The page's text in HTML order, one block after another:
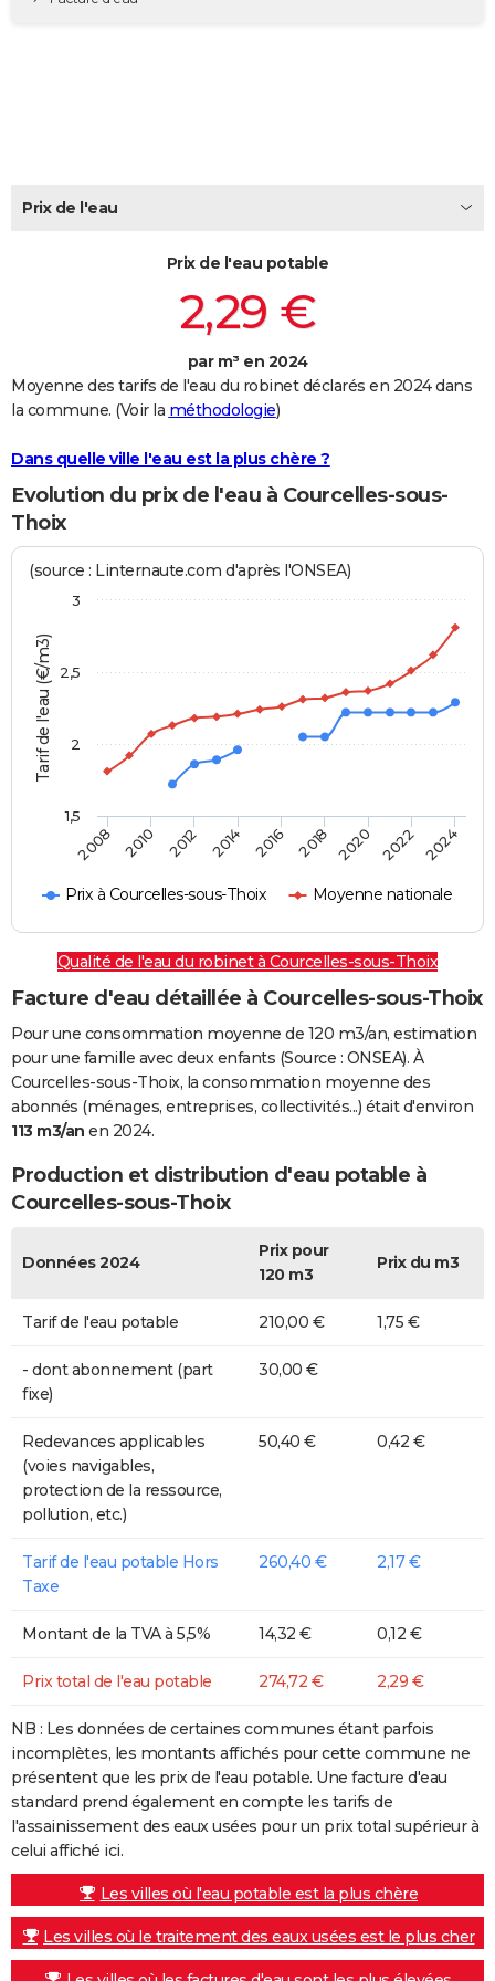
Carte de Noël
Carte Bonne année
Carte Saint-Valentin
Carte Pâques
Carte d'anniversaire
DICTIONNAIRE
FORUM
Prix de l'eau
Prix de l'eau potable
2,29 €
par m³ en 2024
Moyenne des tarifs de l'eau du robinet déclarés en 2024 dans
la commune. (Voir la méthodologie)
Dans quelle ville l'eau est la plus chère ?
Evolution du prix de l'eau à Courcelles-sous-
Thoix
Tarif de l'eau (€/m3)
(source : Linternaute.com d'après l'ONSEA)
Prix à Courcelles-sous-Thoix Moyenne nationale
2008 2010 2012 2014 2016 2018 2020 2022 2024
1,5
2
2,5
3
Qualité de l'eau du robinet à Courcelles-sous-Thoix
Facture d'eau détaillée à Courcelles-sous-Thoix
Pour une consommation moyenne de 120 m3/an, estimation
pour une famille avec deux enfants (Source : ONSEA). À
Courcelles-sous-Thoix, la consommation moyenne des
abonnés (ménages, entreprises, collectivités...) était d'environ
113 m3/an en 2024.
Production et distribution d'eau potable à
Courcelles-sous-Thoix
Données 2024
Prix pour
120 m3
Prix du m3
Tarif de l'eau potable 210,00 € 1,75 €
- dont abonnement (part
fixe)
30,00 €
Redevances applicables
(voies navigables,
protection de la ressource,
pollution, etc.)
50,40 € 0,42 €
Tarif de l'eau potable Hors
Taxe
260,40 € 2,17 €
Montant de la TVA à 5,5% 14,32 € 0,12 €
Prix total de l'eau potable 274,72 € 2,29 €
NB : Les données de certaines communes étant parfois
incomplètes, les montants affichés pour cette commune ne
présentent que les prix de l'eau potable. Une facture d'eau
standard prend également en compte les tarifs de
l'assainissement des eaux usées pour un prix total supérieur à
celui affiché ici.
Les villes où l'eau potable est la plus chère
Les villes où le traitement des eaux usées est le plus cher